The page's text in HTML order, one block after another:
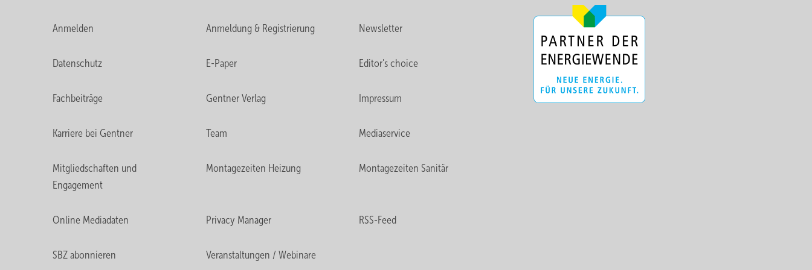
Anmelden Anmeldung & Registrierung Newsletter
Datenschutz E-Paper Editor's choice
Fachbeiträge Gentner Verlag Impressum
Karriere bei Gentner Team Mediaservice
Mitgliedschaften und
Engagement
Montagezeiten Heizung Montagezeiten Sanitär
Online Mediadaten Privacy Manager RSS-Feed
SBZ abonnieren Veranstaltungen / Webinare